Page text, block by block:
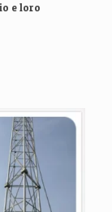
e loro